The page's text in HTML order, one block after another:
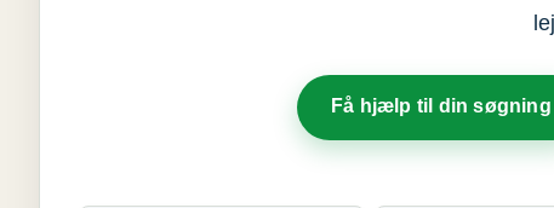
Få hjælp til din søgning